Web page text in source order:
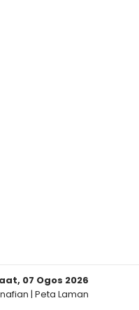
07 Ogos 2026
| Peta Laman